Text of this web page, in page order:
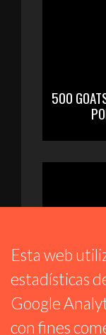
500
Esta web
estadísticas
Google
con fines